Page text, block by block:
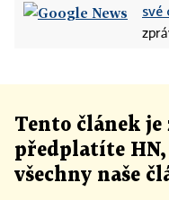
své
Tento článek je
předplatíte
všechny naše